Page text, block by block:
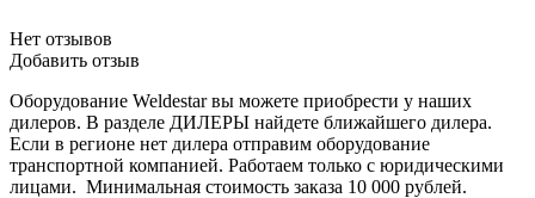
Нет отзывов
Добавить отзыв
Оборудование Weldestar вы можете приобрести у наших
дилеров. В разделе ДИЛЕРЫ найдете ближайшего дилера.
Если в регионе нет дилера отправим оборудование
транспортной компанией. Работаем только с юридическими
лицами. Минимальная стоимость заказа 10 000 рублей.